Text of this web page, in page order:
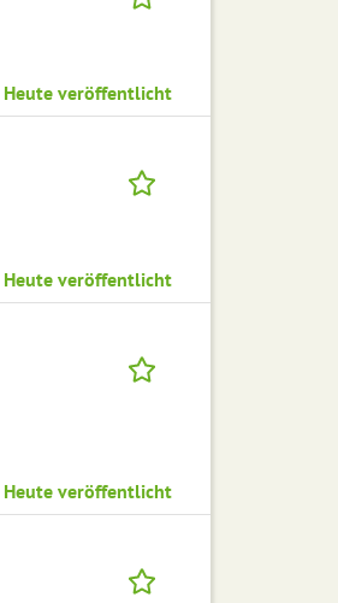
Heute veröffentlicht
Heute veröffentlicht
Heute veröffentlicht